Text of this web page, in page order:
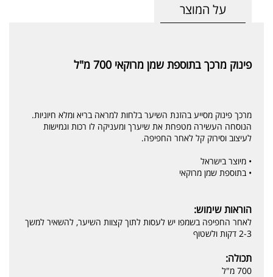
על המוצר
פינוק מרכך בתוספת שמן מרוקאי 700 מ"ל
מרכך פינוק מסייע בהזנת השיער בלחות למראה בריא ומלא חיוניות.
הנוסחה העשירה מטפחת את שיערך ומעניקה לו רכות וגמישות
לעיצוב וסירוק קל לאחר החפיפה.
• מיוצר בישראל
• בתוספת שמן מרוקאי
הוראות שימוש:
לאחר החפיפה בשמפו יש לעסות לתוך קצוות השיער, להשאיר למשך
2-3 דקות ולשטוף
תכולה:
700 מ"ל